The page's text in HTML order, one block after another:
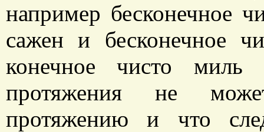
например бесконечное
сажен и бесконечное
конечное чисто миль
протяжения не
протяжению и что